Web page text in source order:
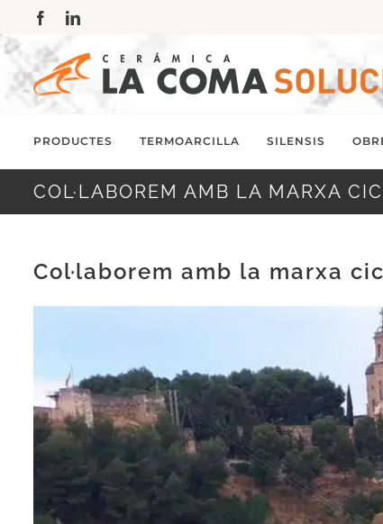
to
content
FacebookLinkedIn
PRODUCTES TERMOARCILLA SILENSIS
COL·LABOREM AMB LA MARXA
Col·laborem amb la marxa
Image